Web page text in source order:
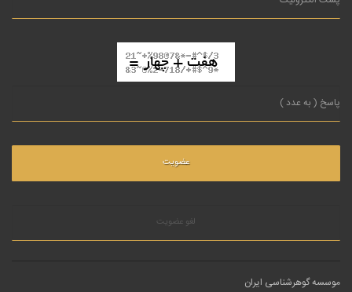
لغو عضویت
موسسه گوهرشناسی ایران